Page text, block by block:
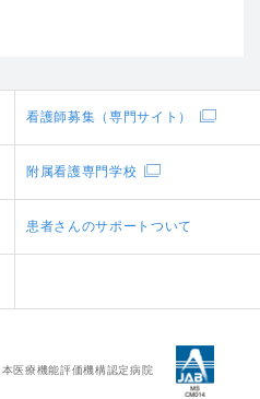
看護師募集（専門サイト）
附属看護専門学校
患者さんのサポートついて
本医療機能評価機構認定病院